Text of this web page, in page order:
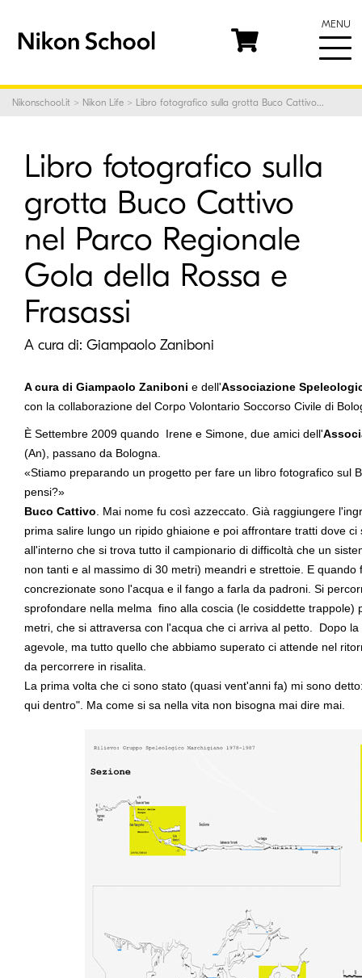
MENU
Nikonschool.it > Nikon Life > Libro fotografico sulla grotta Buco Cattivo...
Libro fotografico sulla
grotta Buco Cattivo
nel Parco Regionale
Gola della Rossa e
Frasassi
A cura di: Giampaolo Zaniboni
A cura di Giampaolo Zaniboni e dell'Associazione
con la collaborazione del Corpo Volontario Soccorso Civile di
È Settembre 2009 quando Irene e Simone, due amici dell'
(An), passano da Bologna.
«Stiamo preparando un progetto per fare un libro fotografico sul
pensi?»
Buco Cattivo . Mai nome fu così azzeccato. Già raggiungere
prima salire lungo un ripido ghiaione e poi affrontare tratti dove
all'interno che si trova tutto il campionario di difficoltà che un
non tanti e al massimo di 30 metri) meandri e strettoie. E
concrezionate sono l'acqua e il fango a farla da padroni. Si
sprofondare nella melma fino alla coscia (le cosiddette trappole)
metri, che si attraversa con l'acqua che ci arriva al petto. Dopo
agevole, ma tutto quello che abbiamo superato ci attende nel
da percorrere in risalita.
La prima volta che ci sono stato (quasi vent'anni fa) mi sono
qui dentro". Ma come si sa nella vita non bisogna mai dire mai.